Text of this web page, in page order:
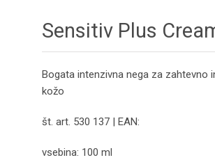
Sensitiv Plus
Bogata intenzivna nega za zahtevno
kožo
št. art. 530 137 | EAN:
vsebina: 100 ml